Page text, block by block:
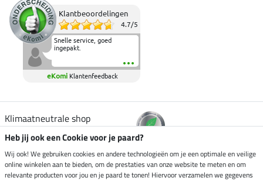
Klantbeoordelingen
4.7/5
Snelle service, goed
ingepakt.
eKomi Klantenfeedback
Klimaatneutrale shop
Verzending per
Heb jij ook een Cookie voor je paard?
Wij ook! We gebruiken cookies en andere technologieën om je een optimale en veilige
online winkelen aan te bieden, om de prestaties van onze website te meten en om
relevante producten voor jou en je paard te tonen! Hiervoor verzamelen we gegevens